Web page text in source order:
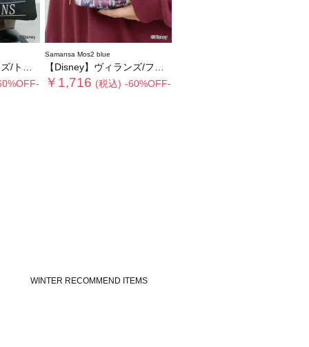
ッグ
Samansa Mos2 blue
【Disney】ヴィランズ/フリルポーチ
￥1,716 (税込) -60%OFF-